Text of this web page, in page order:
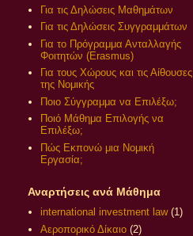
Για τις Δηλώσεις Μαθημάτων
Για τις Δηλώσεις Συγγραμμάτων
Για το Πρόγραμμα Ανταλλαγής
Φοιτητών (Erasmus)
Για τους Χώρους και τις Αίθουσες
της Νομικής
Ποιο Σύγγραμμα να Επιλέξω;
Ποιό Μάθημα Επιλογής να
Επιλέξω;
Πώς Εκπονώ μια Νομική
Εργασία;
Αναρτήσεις ανά Μάθημα
international investment law (1)
Αεροπορικό Δίκαιο (2)